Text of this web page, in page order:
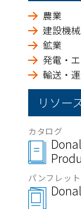
農業
建設機械
鉱業
発電・
輸送・
リソー
カタログ
パンフレット